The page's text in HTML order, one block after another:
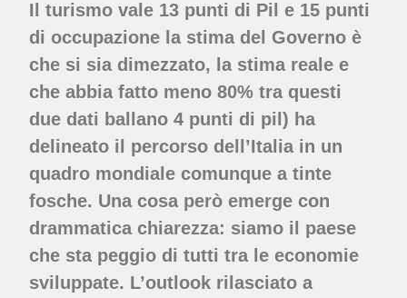
Il turismo vale 13 punti di Pil e 15 punti
di occupazione la stima del Governo è
che si sia dimezzato, la stima reale e
che abbia fatto meno 80% tra questi
due dati ballano 4 punti di pil) ha
delineato il percorso dell’Italia in un
quadro mondiale comunque a tinte
fosche. Una cosa però emerge con
drammatica chiarezza: siamo il paese
che sta peggio di tutti tra le economie
sviluppate. L’outlook rilasciato a